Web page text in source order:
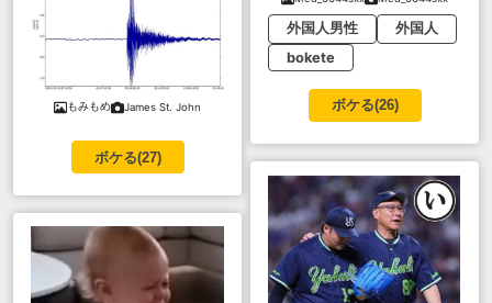
もみもめ James St. John
ボケる(27)
外国人男性
外国人
bokete
ボケる(26)